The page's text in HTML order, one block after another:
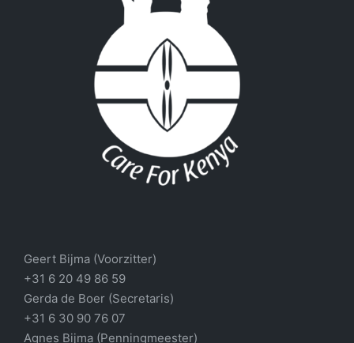
Geert Bijma (Voorzitter)
+31 6 20 49 86 59
Gerda de Boer (Secretaris)
+31 6 30 90 76 07
Agnes Bijma (Penningmeester)